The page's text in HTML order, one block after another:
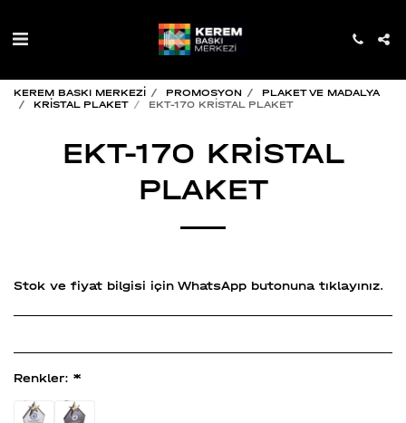
KEREM BASKI MERKEZİ PROMOSYON
PLAKET VE MADALYA
KRİSTAL PLAKET
EKT-170 KRİSTAL PLAKET
EKT-170 KRİSTAL
PLAKET
Stok ve fiyat bilgisi için WhatsApp butonuna tıklayınız.
Renkler: *